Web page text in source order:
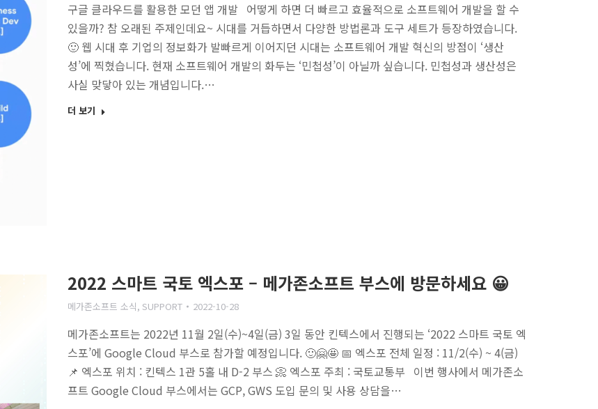
구글 클라우드를 활용한 모던 앱 개발 어떻게 하면 더 빠르고 효율적으로 소프트웨어 개발을 할 수
있을까? 참 오래된 주제인데요~ 시대를 거듭하면서 다양한 방법론과 도구 세트가 등장하였습니다.
🙂 웹 시대 후 기업의 정보화가 발빠르게 이어지던 시대는 소프트웨어 개발 혁신의 방점이 ‘생산
성’에 찍혔습니다. 현재 소프트웨어 개발의 화두는 ‘민첩성’이 아닐까 싶습니다. 민첩성과 생산성은
사실 맞닿아 있는 개념입니다.…
더 보기
2022 스마트 국토 엑스포 – 메가존소프트 부스에 방문하세요 😀
메가존소프트 소식, SUPPORT 2022-10-28
메가존소프트는 2022년 11월 2일(수)~4일(금) 3일 동안 킨텍스에서 진행되는 ‘2022 스마트 국토 엑
스포’에 Google Cloud 부스로 참가할 예정입니다. 🙂🤗🤩 📅 엑스포 전체 일정 : 11/2(수) ~ 4(금)
📌 엑스포 위치 : 킨텍스 1관 5홀 내 D-2 부스 📀 엑스포 주최 : 국토교통부 이번 행사에서 메가존소
프트 Google Cloud 부스에서는 GCP, GWS 도입 문의 및 사용 상담을…